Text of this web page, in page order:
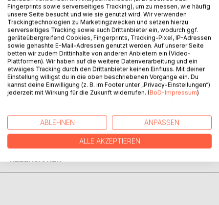
BESCHREIBUNG
In diesem Buch erfährt man alles über die Liebe und was
es heißt, normal zu sein. Man lernt, wie man zu sich selbst
findet und was es bedeuten kann, eine Ratte zu ermorden.
PRESSESTIMMEN
REZENSIONEN
Fingerprints sowie serverseitiges Tracking), um zu messen, wie häufig
unsere Seite besucht und wie sie genutzt wird. Wir verwenden
Trackingtechnologien zu Marketingzwecken und setzen hierzu
serverseitiges Tracking sowie auch Drittanbieter ein, wodurch ggf.
geräteübergreifend Cookies, Fingerprints, Tracking-Pixel, IP-Adressen
sowie gehashte E-Mail-Adressen genutzt werden. Auf unserer Seite
betten wir zudem Drittinhalte von anderen Anbietern ein (Video-
Plattformen). Wir haben auf die weitere Datenverarbeitung und ein
etwaiges Tracking durch den Drittanbieter keinen Einfluss. Mit deiner
Einstellung willigst du in die oben beschriebenen Vorgänge ein. Du
kannst deine Einwilligung (z. B. im Footer unter „Privacy-Einstellungen“)
jederzeit mit Wirkung für die Zukunft widerrufen. (BoD-Impressum)
ABLEHNEN ANPASSEN
ALLE AKZEPTIEREN